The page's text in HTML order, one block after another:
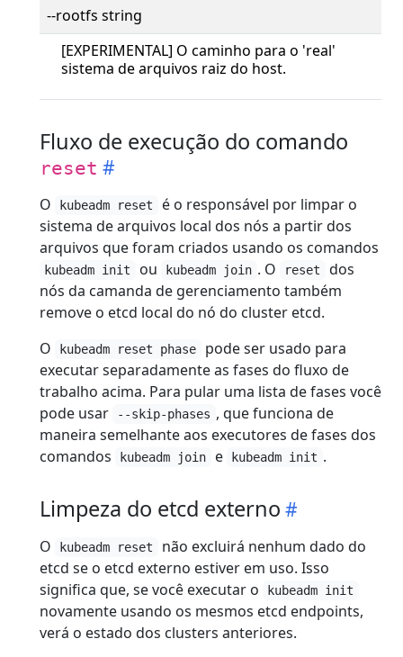
--rootfs string
[EXPERIMENTAL] O caminho para o 'real'
sistema de arquivos raiz do host.
Fluxo de execução do comando
reset
O kubeadm reset
é o responsável por limpar o
sistema de arquivos local dos nós a partir dos
arquivos que foram criados usando os comandos
kubeadm init ou kubeadm join . O reset
dos
nós da camanda de gerenciamento também
remove o etcd local do nó do cluster etcd.
O
kubeadm reset phase
pode ser usado para
executar separadamente as fases do fluxo de
trabalho acima. Para pular uma lista de fases você
pode usar
--skip-phases , que funciona de
maneira semelhante aos executores de fases dos
comandos
kubeadm join e kubeadm init .
Limpeza do etcd externo
O kubeadm reset
não excluirá nenhum dado do
etcd se o etcd externo estiver em uso. Isso
significa que, se você executar o
kubeadm init
novamente usando os mesmos etcd endpoints,
verá o estado dos clusters anteriores.